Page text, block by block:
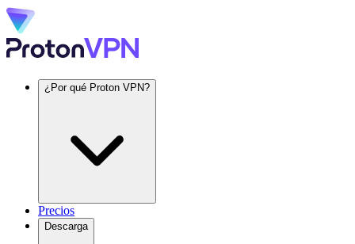
¿Por qué Proton VPN?
Precios
Descarga